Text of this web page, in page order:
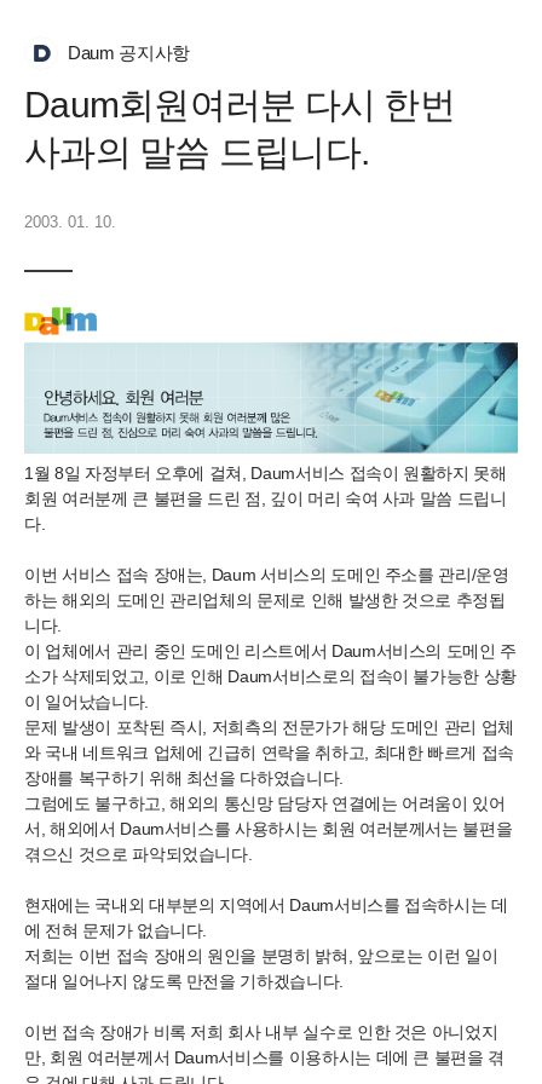
Daum 공지사항
Daum회원여러분 다시 한번
사과의 말씀 드립니다.
2003. 01. 10.
1월 8일 자정부터 오후에 걸쳐, Daum서비스 접속이 원활하지 못해
회원 여러분께 큰 불편을 드린 점, 깊이 머리 숙여 사과 말씀 드립니
다.
이번 서비스 접속 장애는, Daum 서비스의 도메인 주소를 관리/운영
하는 해외의 도메인 관리업체의 문제로 인해 발생한 것으로 추정됩
니다.
이 업체에서 관리 중인 도메인 리스트에서 Daum서비스의 도메인 주
소가 삭제되었고, 이로 인해 Daum서비스로의 접속이 불가능한 상황
이 일어났습니다.
문제 발생이 포착된 즉시, 저희측의 전문가가 해당 도메인 관리 업체
와 국내 네트워크 업체에 긴급히 연락을 취하고, 최대한 빠르게 접속
장애를 복구하기 위해 최선을 다하였습니다.
그럼에도 불구하고, 해외의 통신망 담당자 연결에는 어려움이 있어
서, 해외에서 Daum서비스를 사용하시는 회원 여러분께서는 불편을
겪으신 것으로 파악되었습니다.
현재에는 국내외 대부분의 지역에서 Daum서비스를 접속하시는 데
에 전혀 문제가 없습니다.
저희는 이번 접속 장애의 원인을 분명히 밝혀, 앞으로는 이런 일이
절대 일어나지 않도록 만전을 기하겠습니다.
이번 접속 장애가 비록 저희 회사 내부 실수로 인한 것은 아니었지
만, 회원 여러분께서 Daum서비스를 이용하시는 데에 큰 불편을 겪